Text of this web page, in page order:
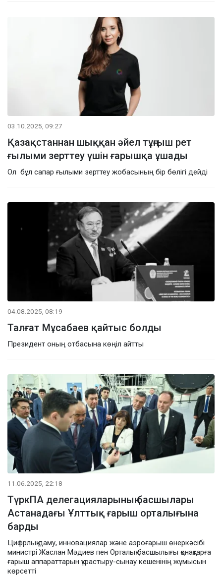
03.10.2025, 09:27
Қазақстаннан шыққан әйел тұңғыш рет
ғылыми зерттеу үшін ғарышқа ұшады
Ол бұл сапар ғылыми зерттеу жобасының бір бөлігі дейді
04.08.2025, 08:19
Талғат Мұсабаев қайтыс болды
Президент оның отбасына көңіл айтты
11.06.2025, 22:18
ТүркПА делегацияларының басшылары
Астанадағы Ұлттық ғарыш орталығына
барды
Цифрлық даму, инновациялар және аэроғарыш өнеркәсібі
министрі Жаслан Мәдиев пен Орталық басшылығы қонақтарға
ғарыш аппараттарын құрастыру-сынау кешенінің жұмысын
көрсетті